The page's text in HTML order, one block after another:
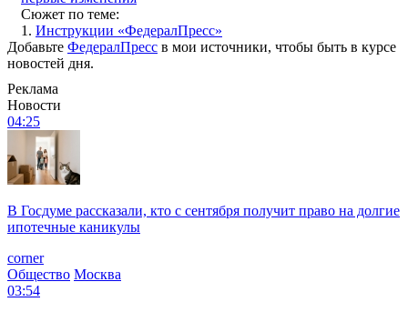
Сюжет по теме:
1. Инструкции «ФедералПресс»
Добавьте ФедералПресс в мои источники, чтобы быть в курсе
новостей дня.
Реклама
Новости
04:25
В Госдуме рассказали, кто с сентября получит право на долгие
ипотечные каникулы
corner
Общество Москва
03:54